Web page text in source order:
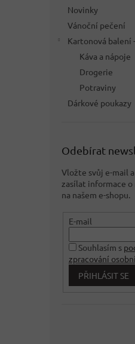
Novinky
Vánoční pečení
Kartonová balení
Káva a nápoje
Drogerie
Potraviny
Dárkové poukazy
Odebírat
Vložte svůj e-mail
zasílat informace
na našem e-shopu.
E-mail
Souhlasím s
zpracování
PŘIHLÁSIT SE